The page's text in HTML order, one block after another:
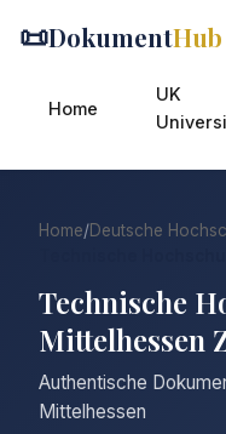
📜DokumentHub
Home
UK
Home/Deutsche
Technische
Mittelhessen
Authentische
Mittelhessen